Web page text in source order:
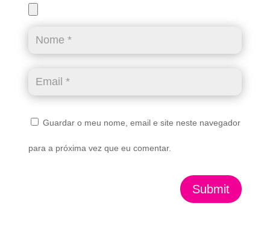
Guardar o meu nome, email e site neste navegador
para a próxima vez que eu comentar.
Submit